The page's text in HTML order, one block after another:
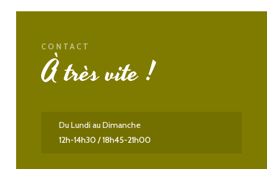
CONTACT
À très vite !
Du Lundi au Dimanche
12h-14h30 / 18h45-21h00